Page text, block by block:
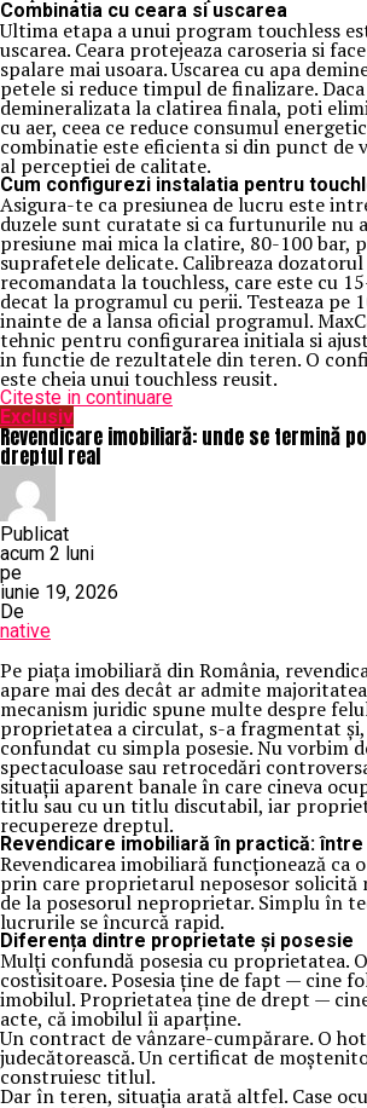
Combinatia cu ceara si uscarea
Ultima etapa a unui program touchless
uscarea. Ceara protejeaza caroseria si
spalare mai usoara. Uscarea cu apa
petele si reduce timpul de finalizare.
demineralizata la clatirea finala, poti
cu aer, ceea ce reduce consumul
combinatie este eficienta si din punct de
al perceptiei de calitate.
Cum configurezi instalatia pentru
Asigura-te ca presiunea de lucru este
duzele sunt curatate si ca furtunurile nu
presiune mai mica la clatire, 80-100 bar,
suprafetele delicate. Calibreaza
recomandata la touchless, care este cu
decat la programul cu perii. Testeaza pe
inainte de a lansa oficial programul.
tehnic pentru configurarea initiala si
in functie de rezultatele din teren. O
este cheia unui touchless reusit.
Citeste in continuare
Exclusiv
Revendicare imobiliară: unde se termină
dreptul real
Publicat
acum 2 luni
pe
iunie 19, 2026
De
native
Pe piața imobiliară din România,
apare mai des decât ar admite
mecanism juridic spune multe despre
proprietatea a circulat, s-a fragmentat
confundat cu simpla posesie. Nu vorbim
spectaculoase sau retrocedări
situații aparent banale în care cineva
titlu sau cu un titlu discutabil, iar
recupereze dreptul.
Revendicare imobiliară în practică:
Revendicarea imobiliară funcționează ca
prin care proprietarul neposesor solicită
de la posesorul neproprietar. Simplu în
lucrurile se încurcă rapid.
Diferența dintre proprietate și posesie
Mulți confundă posesia cu proprietatea.
costisitoare. Posesia ține de fapt — cine
imobilul. Proprietatea ține de drept —
acte, că imobilul îi aparține.
Un contract de vânzare-cumpărare. O
judecătorească. Un certificat de
construiesc titlul.
Dar în teren, situația arată altfel. Case